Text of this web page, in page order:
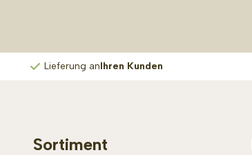
Lieferung anIhren Kunden
Sortiment